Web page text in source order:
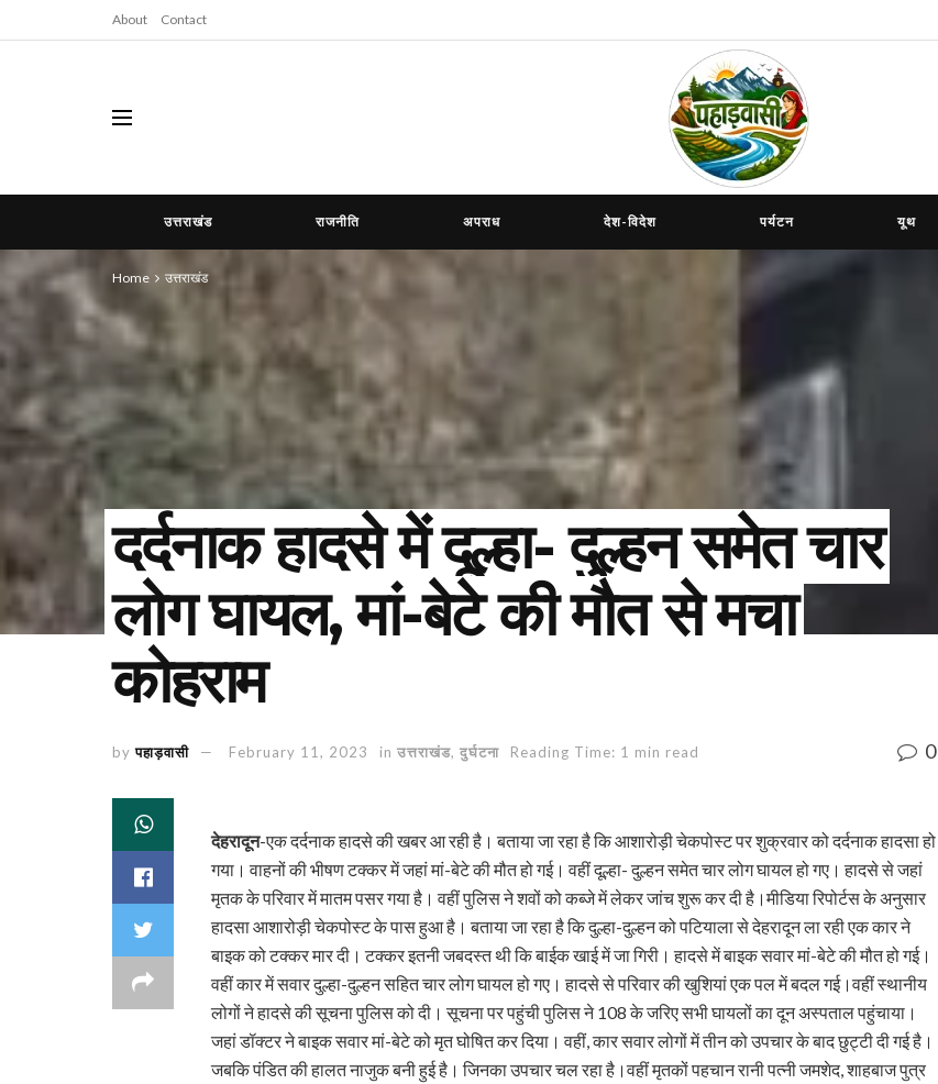
About Contact
उत्तराखंड राजनीति अपराध देश-विदेश पर्यटन यूथ
Home उत्तराखंड
दर्दनाक हादसे में दूल्हा- दुल्हन समेत चार
लोग घायल, मां-बेटे की मौत से मचा
कोहराम
by पहाड़वासी February 11, 2023 in उत्तराखंड, दुर्घटना Reading Time: 1 min read 0
देहरादून-एक दर्दनाक हादसे की खबर आ रही है। बताया जा रहा है कि आशारोड़ी चेकपोस्ट पर शुक्रवार को दर्दनाक हादसा हो
गया। वाहनों की भीषण टक्कर में जहां मां-बेटे की मौत हो गई। वहीं दूल्हा- दुल्हन समेत चार लोग घायल हो गए। हादसे से जहां
मृतक के परिवार में मातम पसर गया है। वहीं पुलिस ने शवों को कब्जे में लेकर जांच शुरू कर दी है।मीडिया रिपोर्टस के अनुसार
हादसा आशारोड़ी चेकपोस्ट के पास हुआ है। बताया जा रहा है कि दुल्हा-दुल्हन को पटियाला से देहरादून ला रही एक कार ने
बाइक को टक्कर मार दी। टक्कर इतनी जबदस्त थी कि बाईक खाई में जा गिरी। हादसे में बाइक सवार मां-बेटे की मौत हो गई।
वहीं कार में सवार दुल्हा-दुल्हन सहित चार लोग घायल हो गए। हादसे से परिवार की खुशियां एक पल में बदल गई।वहीं स्थानीय
लोगों ने हादसे की सूचना पुलिस को दी। सूचना पर पहुंची पुलिस ने 108 के जरिए सभी घायलों का दून अस्पताल पहुंचाया।
जहां डॉक्टर ने बाइक सवार मां-बेटे को मृत घोषित कर दिया। वहीं, कार सवार लोगों में तीन को उपचार के बाद छुट्टी दी गई है।
जबकि पंडित की हालत नाजुक बनी हुई है। जिनका उपचार चल रहा है।वहीं मृतकों पहचान रानी पत्नी जमशेद, शाहबाज पुत्र